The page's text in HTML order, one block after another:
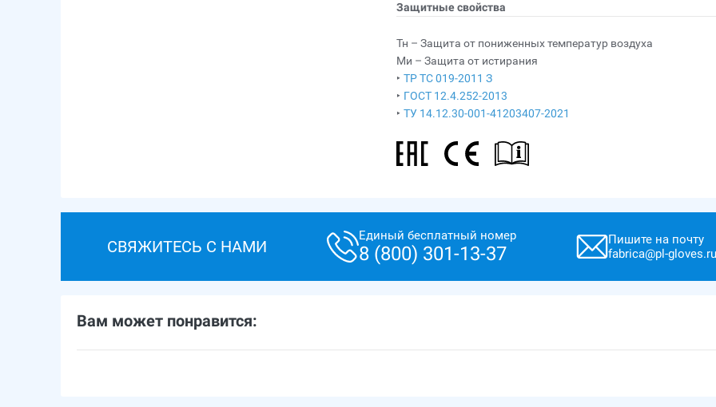
Защитные свойства
Тн – Защита от пониженных температур воздуха
Ми – Защита от истирания
‣ ТР ТС 019-2011 З
‣ ГОСТ 12.4.252-2013
‣ ТУ 14.12.30-001-41203407-2021
СВЯЖИТЕСЬ С НАМИ
Единый бесплатный номер
8 (800) 301-13-37
Пишите на почту
fabrica@pl-
Вам может понравится: